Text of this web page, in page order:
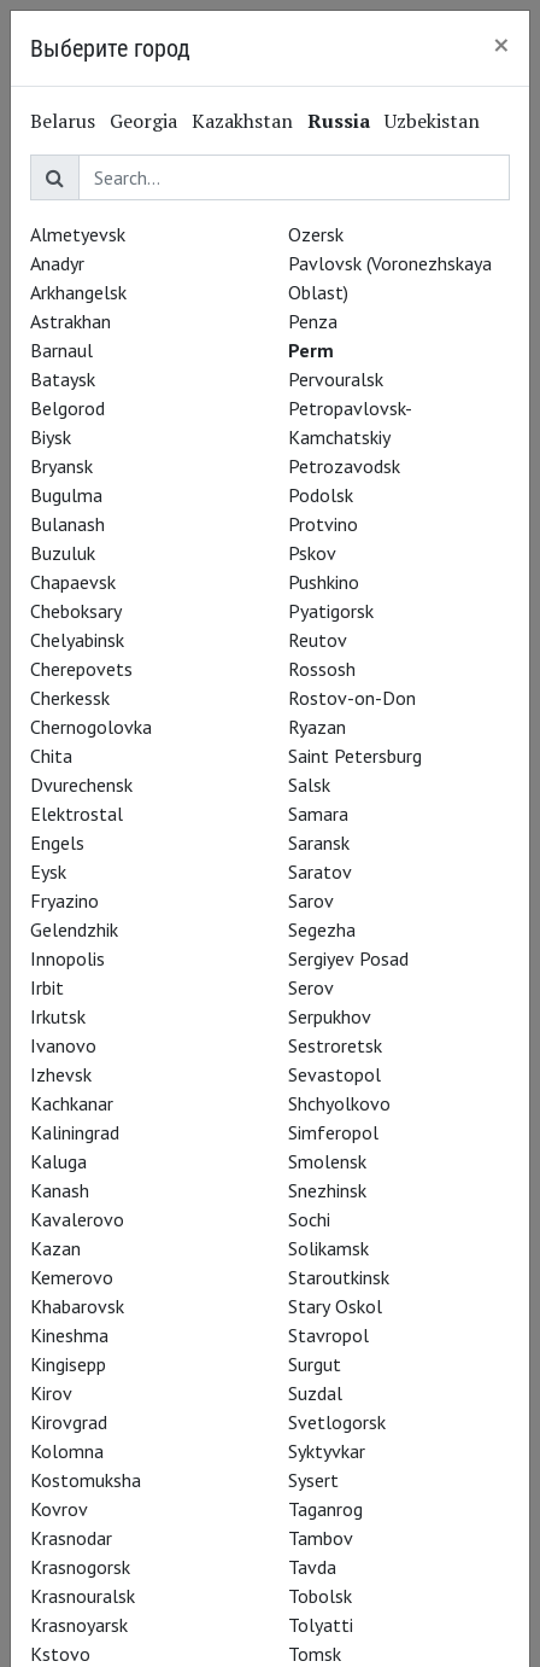
Леонид Александровский
Троллинг и Крессида
Спектакль Королевской
Шекспировской компании по
«странной» пьесе Шекспира – в
кинотеатрах России
Говорите, самая
«проблемная» пьеса
Шекспира? «Никаких
проблем», – отвечает
Грегори Доран
постановкой «Троила и
Крессиды». Теперь – на
больших экранах в
TheatreHD
Выберите город ×
Belarus Georgia Kazakhstan Russia Uzbekistan
Almetyevsk
Anadyr
Arkhangelsk
Astrakhan
Barnaul
Bataysk
Belgorod
Biysk
Bryansk
Bugulma
Bulanash
Buzuluk
Chapaevsk
Cheboksary
Chelyabinsk
Cherepovets
Cherkessk
Chernogolovka
Chita
Dvurechensk
Elektrostal
Engels
Eysk
Fryazino
Gelendzhik
Innopolis
Irbit
Irkutsk
Ivanovo
Izhevsk
Kachkanar
Kaliningrad
Kaluga
Kanash
Kavalerovo
Kazan
Kemerovo
Khabarovsk
Kineshma
Kingisepp
Kirov
Kirovgrad
Kolomna
Kostomuksha
Kovrov
Krasnodar
Krasnogorsk
Krasnouralsk
Krasnoyarsk
Kstovo
Ozersk
Pavlovsk (Voronezhskaya
Oblast)
Penza
Perm
Pervouralsk
Petropavlovsk-
Kamchatskiy
Petrozavodsk
Podolsk
Protvino
Pskov
Pushkino
Pyatigorsk
Reutov
Rossosh
Rostov-on-Don
Ryazan
Saint Petersburg
Salsk
Samara
Saransk
Saratov
Sarov
Segezha
Sergiyev Posad
Serov
Serpukhov
Sestroretsk
Sevastopol
Shchyolkovo
Simferopol
Smolensk
Snezhinsk
Sochi
Solikamsk
Staroutkinsk
Stary Oskol
Stavropol
Surgut
Suzdal
Svetlogorsk
Syktyvkar
Sysert
Taganrog
Tambov
Tavda
Tobolsk
Tolyatti
Tomsk